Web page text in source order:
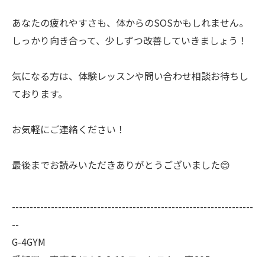
あなたの疲れやすさも、体からのSOSかもしれません。
しっかり向き合って、少しずつ改善していきましょう！
気になる方は、体験レッスンや問い合わせ相談お待ちし
ております。
お気軽にご連絡ください！
最後までお読みいただきありがとうございました😊
--------------------------------------------------------------------
--
G-4GYM